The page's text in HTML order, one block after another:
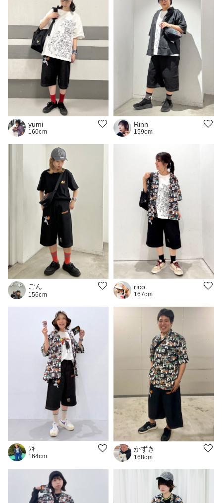
yumi
160cm
Rinn
159cm
ごん
156cm
rico
167cm
ﾂｷ
164cm
かずき
168cm